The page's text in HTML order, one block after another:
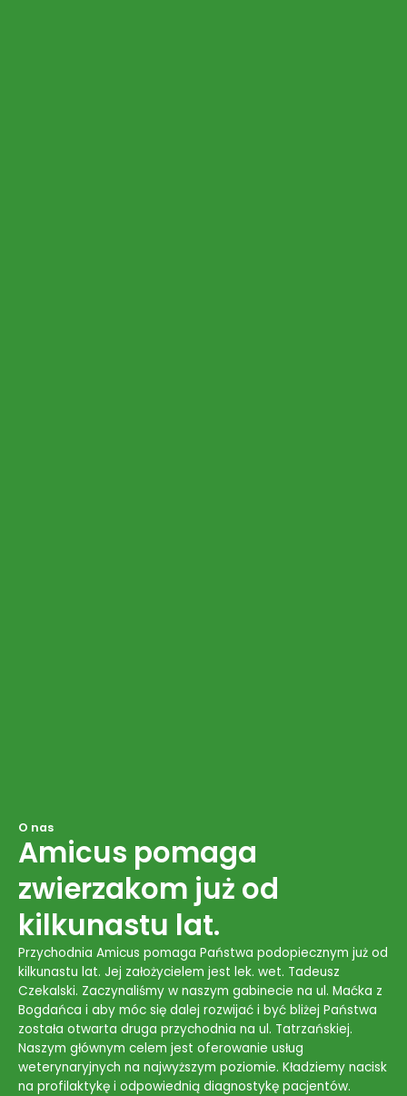
O nas
Amicus pomaga
zwierzakom już od
kilkunastu lat.
Przychodnia Amicus pomaga Państwa podopiecznym już od
kilkunastu lat. Jej założycielem jest lek. wet. Tadeusz
Czekalski. Zaczynaliśmy w naszym gabinecie na ul. Maćka z
Bogdańca i aby móc się dalej rozwijać i być bliżej Państwa
została otwarta druga przychodnia na ul. Tatrzańskiej.
Naszym głównym celem jest oferowanie usług
weterynaryjnych na najwyższym poziomie. Kładziemy nacisk
na profilaktykę i odpowiednią diagnostykę pacjentów.